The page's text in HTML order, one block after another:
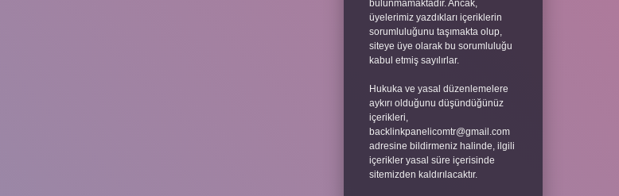
bulunmamaktadır. Ancak,
üyelerimiz yazdıkları içeriklerin
sorumluluğunu taşımakta olup,
siteye üye olarak bu sorumluluğu
kabul etmiş sayılırlar.
Hukuka ve yasal düzenlemelere
aykırı olduğunu düşündüğünüz
içerikleri,
backlinkpanelicomtr@gmail.com
adresine bildirmeniz halinde, ilgili
içerikler yasal süre içerisinde
sitemizden kaldırılacaktır.